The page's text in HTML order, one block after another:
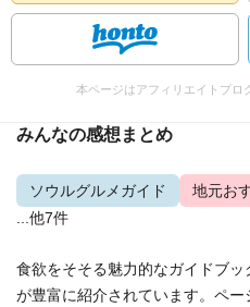
本ページはアフィリエイトプロ
みんなの感想まとめ
ソウルグルメガイド 地元お
...他7件
食欲をそそる魅力的なガイドブ
が豊富に紹介されています。ペー